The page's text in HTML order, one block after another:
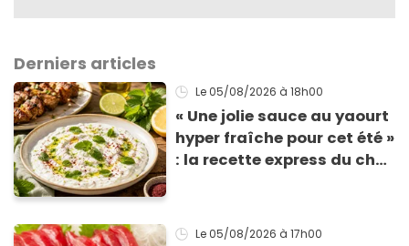
Derniers articles
Le 05/08/2026 à 18h00
« Une jolie sauce au yaourt
hyper fraîche pour cet été »
: la recette express du chef
grillades
Le 05/08/2026 à 17h00